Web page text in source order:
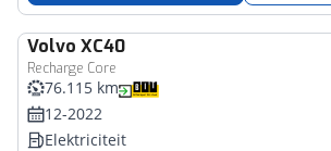
Volvo XC40
Recharge Core
76.115 km
12-2022
Elektriciteit